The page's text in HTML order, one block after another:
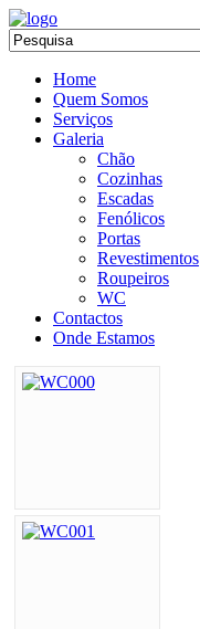
Home
Quem Somos
Serviços
Galeria
Chão
Cozinhas
Escadas
Fenólicos
Portas
Revestimentos
Roupeiros
WC
Contactos
Onde Estamos